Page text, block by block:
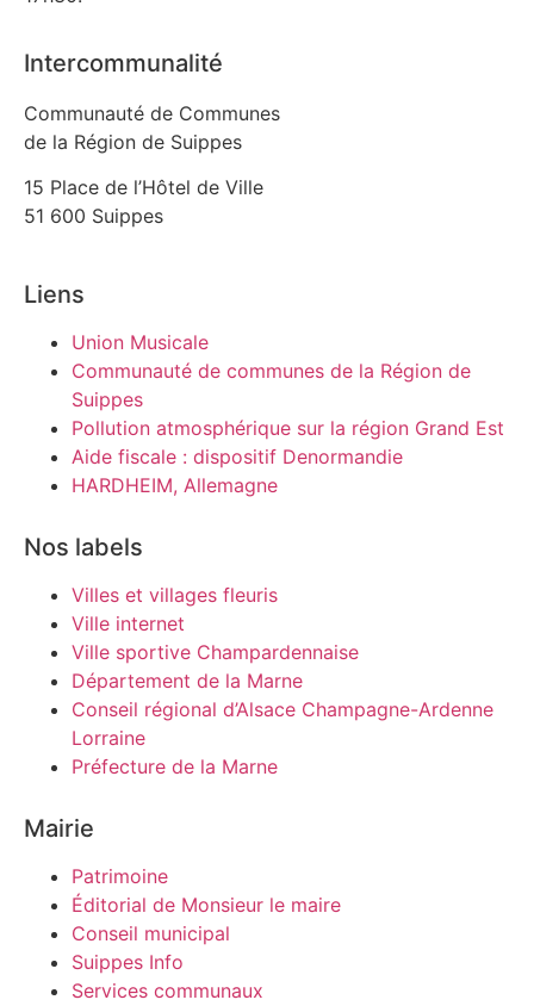
Intercommunalité
Communauté de Communes
de la Région de Suippes
15 Place de l’Hôtel de Ville
51 600 Suippes
Liens
Union Musicale
Communauté de communes de la Région de
Suippes
Pollution atmosphérique sur la région Grand Est
Aide fiscale : dispositif Denormandie
HARDHEIM, Allemagne
Nos labels
Villes et villages fleuris
Ville internet
Ville sportive Champardennaise
Département de la Marne
Conseil régional d’Alsace Champagne-Ardenne
Lorraine
Préfecture de la Marne
Mairie
Patrimoine
Éditorial de Monsieur le maire
Conseil municipal
Suippes Info
Services communaux